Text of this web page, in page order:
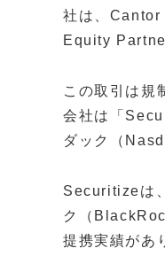
社は、Cantor
Equity
この取引は規
会社は「
ダック（
Securitizeは
ク（
提携実績があ